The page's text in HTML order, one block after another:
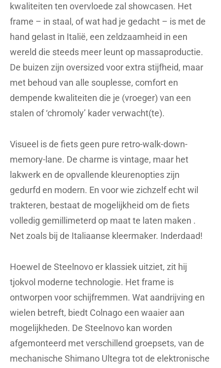
kwaliteiten ten overvloede zal showcasen. Het
frame – in staal, of wat had je gedacht – is met de
hand gelast in Italië, een zeldzaamheid in een
wereld die steeds meer leunt op massaproductie.
De buizen zijn oversized voor extra stijfheid, maar
met behoud van alle souplesse, comfort en
dempende kwaliteiten die je (vroeger) van een
stalen of ‘chromoly’ kader verwacht(te).
Visueel is de fiets geen pure retro-walk-down-
memory-lane. De charme is vintage, maar het
lakwerk en de opvallende kleurenopties zijn
gedurfd en modern. En voor wie zichzelf echt wil
trakteren, bestaat de mogelijkheid om de fiets
volledig gemillimeterd op maat te laten maken .
Net zoals bij de Italiaanse kleermaker. Inderdaad!
Hoewel de Steelnovo er klassiek uitziet, zit hij
tjokvol moderne technologie. Het frame is
ontworpen voor schijfremmen. Wat aandrijving en
wielen betreft, biedt Colnago een waaier aan
mogelijkheden. De Steelnovo kan worden
afgemonteerd met verschillend groepsets, van de
mechanische Shimano Ultegra tot de elektronische